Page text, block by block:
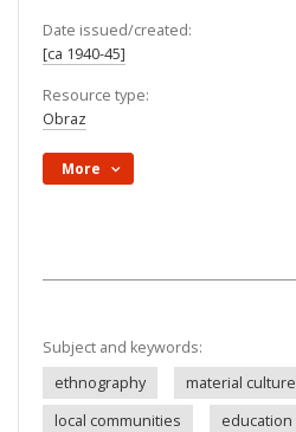
Date issued/created:
[ca 1940-45]
Resource type:
Obraz
More
Subject and keywords:
ethnography
material culture
local communities
education